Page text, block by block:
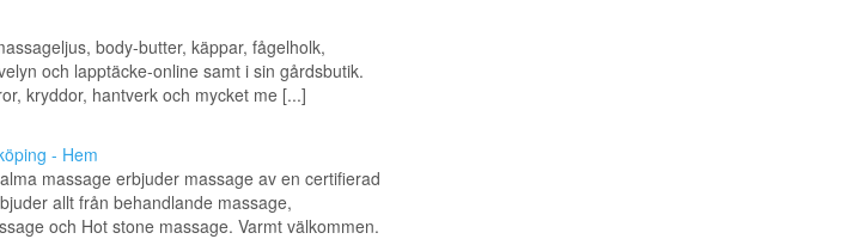
body-butter, käppar, fågelholk,
och lapptäcke-online samt i sin gårdsbutik.
kryddor, hantverk och mycket me [...]
- Hem
massage erbjuder massage av en certifierad
allt från behandlande massage,
och Hot stone massage. Varmt välkommen.